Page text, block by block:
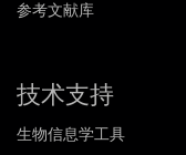
参考文献库
技术支持
生物信息学工具